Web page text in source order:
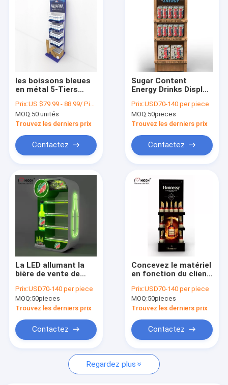
Produits
A propos de nous
Visite d'usine
Contrôle de la qualité
Demande de soumission
Vitrine de lunettes de soleil
Support d'affichage de chaussure
Présentoir cosmétique
Montages de magasin d'habillement
Supports d'affichage de tuile
Présentoir de vin
Visualisation électronique
Support d'affichage de nourriture
luminaires de magasin de vente au détail
les boissons bleues
en métal 5-Tiers
présentoir avec la
boîte en bois
Prix:US $79.99 - 88.99/ Piece
MOQ:50 unités
Trouvez les derniers prix
Contactez
Sugar Content
Energy Drinks Display
merchandisage de
magasin
Prix:USD70-140 per piece
MOQ:50pieces
Trouvez les derniers prix
Contactez
La LED allumant la
bière de vente de
l'étagère 4-Layer
Prix:USD70-140 per piece
MOQ:50pieces
Trouvez les derniers prix
Contactez
Concevez le matériel
en fonction du client
d'affichage de la
publicité de plancher
de magasin de vin
Prix:USD70-140 per piece
MOQ:50pieces
Trouvez les derniers prix
Contactez
Regardez plus